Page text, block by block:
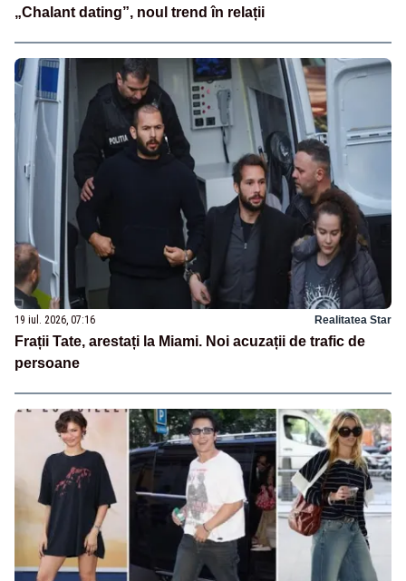
„Chalant dating”, noul trend în relații
19 iul. 2026, 07:16 Realitatea Star
Frații Tate, arestați la Miami. Noi acuzații de trafic de
persoane